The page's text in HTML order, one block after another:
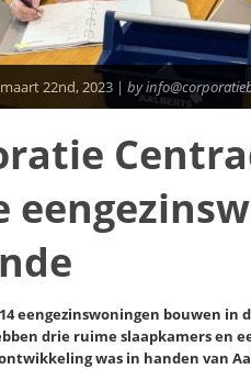
maart 22nd, 2023 | by
eengezinswoningen bouwen in
drie ruime slaapkamers en
was in handen van